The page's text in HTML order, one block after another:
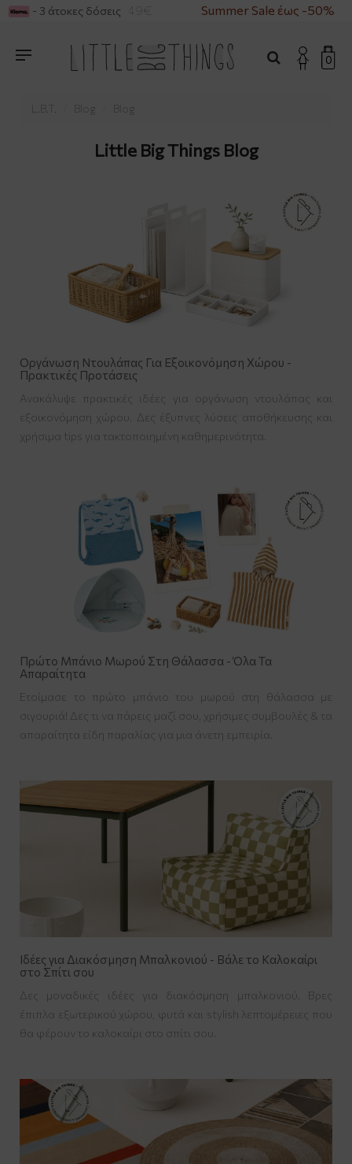
ΑΝΩ ΤΩΝ 49€ Summer Sale έως -50%
- 3 άτοκες δόσεις
0
L.B.T. Blog Blog
Little Big Things Blog
Οργάνωση Ντουλάπας Για Εξοικονόμηση Χώρου -
Πρακτικές Προτάσεις
Ανακάλυψε πρακτικές ιδέες για οργάνωση ντουλάπας και
εξοικονόμηση χώρου. Δες έξυπνες λύσεις αποθήκευσης και
χρήσιμα tips για τακτοποιημένη καθημερινότητα.
Πρώτο Μπάνιο Μωρού Στη Θάλασσα - Όλα Τα
Απαραίτητα
Ετοίμασε το πρώτο μπάνιο του μωρού στη θάλασσα με
σιγουριά! Δες τι να πάρεις μαζί σου, χρήσιμες συμβουλές & τα
απαραίτητα είδη παραλίας για μια άνετη εμπειρία.
Ιδέες για Διακόσμηση Μπαλκονιού - Βάλε το Καλοκαίρι
στο Σπίτι σου
Δες μοναδικές ιδέες για διακόσμηση μπαλκονιού. Βρες
έπιπλα εξωτερικού χώρου, φυτά και stylish λεπτομέρειες που
θα φέρουν το καλοκαίρι στο σπίτι σου.